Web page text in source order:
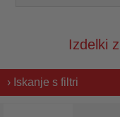
Izdelki
› Iskanje s filtri